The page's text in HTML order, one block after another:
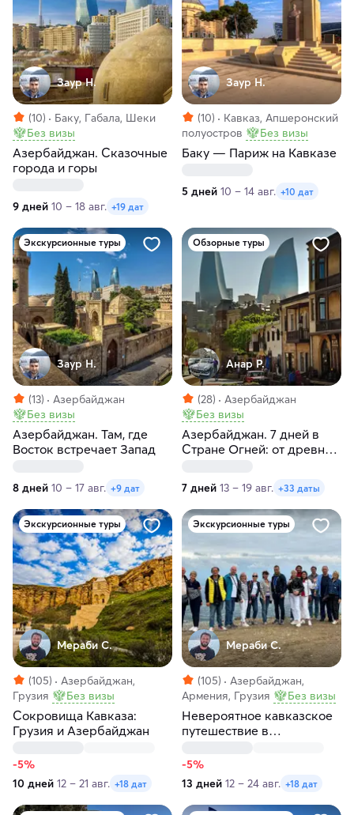
Заур Н.
(10)
Баку, Габала, Шеки
Без визы
Азербайджан. Сказочные
города и горы
9 дней 10 – 18 авг. +19 дат
Заур Н.
(10)
Кавказ, Апшеронский
полуостров
Без визы
Баку — Париж на Кавказе
5 дней 10 – 14 авг. +10 дат
Экскурсионные туры
Заур Н.
(13)
Азербайджан
Без визы
Азербайджан. Там, где
Восток встречает Запад
8 дней 10 – 17 авг. +9 дат
Обзорные туры
Анар Р.
(28)
Азербайджан
Без визы
Азербайджан. 7 дней в
Стране Огней: от древних
Кавказа и винодельни
7 дней 13 – 19 авг. +33 даты
Экскурсионные туры
Мераби С.
(105)
Азербайджан,
Грузия
Без визы
Сокровища Кавказа:
Грузия и Азербайджан
-5%
10 дней 12 – 21 авг. +18 дат
Экскурсионные туры
Мераби С.
(105)
Азербайджан,
Армения, Грузия
Без визы
Невероятное кавказское
путешествие в
Армению
-5%
13 дней 12 – 24 авг. +18 дат